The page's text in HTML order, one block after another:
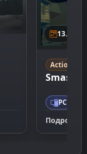
Action
Smash
PC
Подробнее